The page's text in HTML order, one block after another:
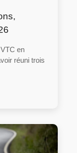
en
réuni trois